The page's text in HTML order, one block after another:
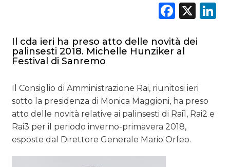
X
Il cda ieri ha preso atto delle novità dei
palinsesti 2018. Michelle Hunziker al
Festival di Sanremo
Il Consiglio di Amministrazione Rai, riunitosi ieri
sotto la presidenza di Monica Maggioni, ha preso
atto delle novità relative ai palinsesti di Rai1, Rai2 e
Rai3 per il periodo inverno-primavera 2018,
esposte dal Direttore Generale Mario Orfeo.